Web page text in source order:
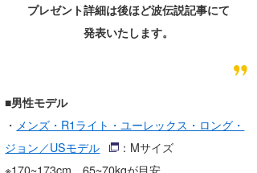
プレゼント詳細は後ほど波伝説記事にて
発表いたします。
■男性モデル
・ メンズ・R1ライト・ユーレックス・ロング・
ジョン／USモデル
：Mサイズ
※170~173cm、65~70kgが目安